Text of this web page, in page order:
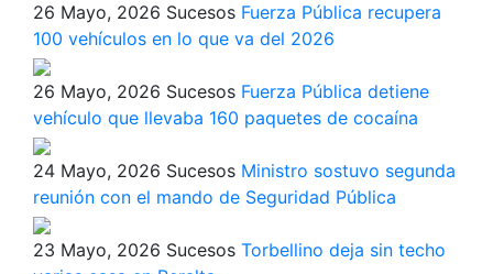
26 Mayo, 2026 Sucesos Fuerza Pública recupera
100 vehículos en lo que va del 2026
26 Mayo, 2026 Sucesos Fuerza Pública detiene
vehículo que llevaba 160 paquetes de cocaína
24 Mayo, 2026 Sucesos Ministro sostuvo segunda
reunión con el mando de Seguridad Pública
23 Mayo, 2026 Sucesos Torbellino deja sin techo